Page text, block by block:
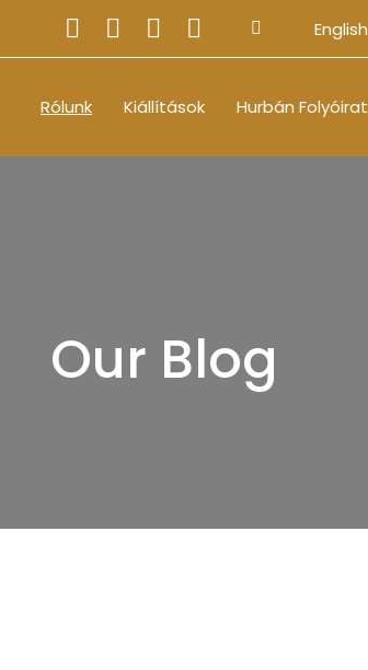
English
Rólunk Kiállítások Hurbán Folyóirat
Our Blog